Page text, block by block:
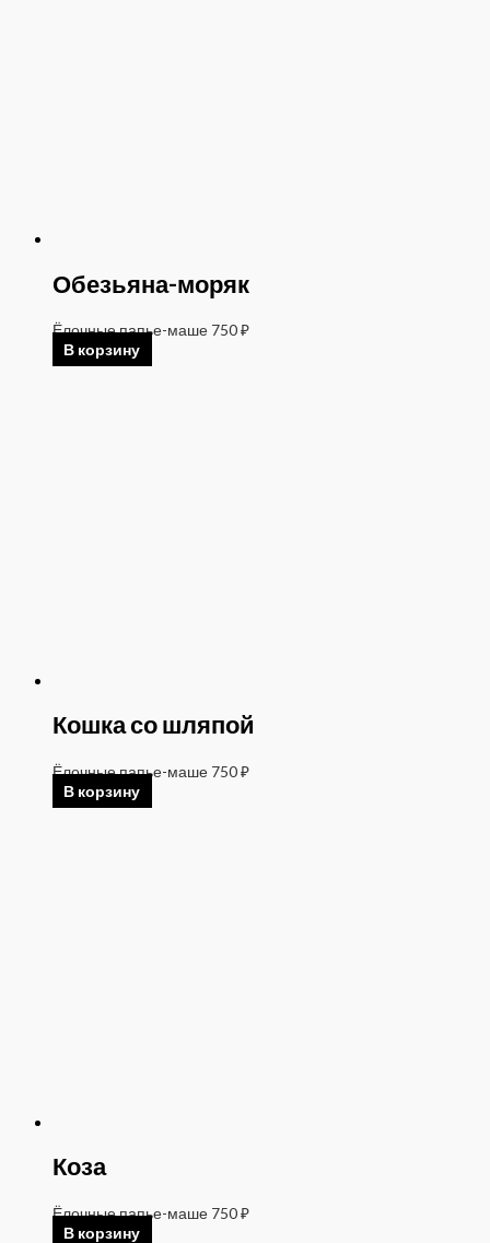
Обезьяна-моряк
Ёлочные папье-маше 750₽
В корзину
Кошка со шляпой
Ёлочные папье-маше 750₽
В корзину
Коза
Ёлочные папье-маше 750₽
В корзину